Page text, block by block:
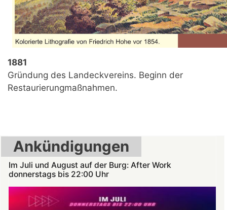
1881
Gründung des Landeckvereins. Beginn der
Restaurierungmaßnahmen.
Ankündigungen
Im Juli und August auf der Burg: After Work
donnerstags bis 22:00 Uhr